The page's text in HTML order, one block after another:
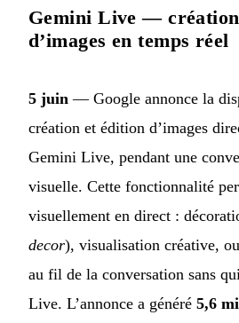
Gemini Live —
d’images en temps réel
5 juin — Google annonce la
création et édition d’images
Gemini Live, pendant une
visuelle. Cette fonctionnalité
visuellement en direct :
decor), visualisation créative,
au fil de la conversation sans
Live. L’annonce a généré 5,6